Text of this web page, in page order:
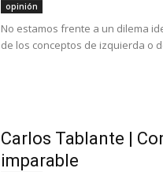
opinión
No estamos frente a un dilema
de los conceptos de izquierda o
Carlos Tablante |
imparable